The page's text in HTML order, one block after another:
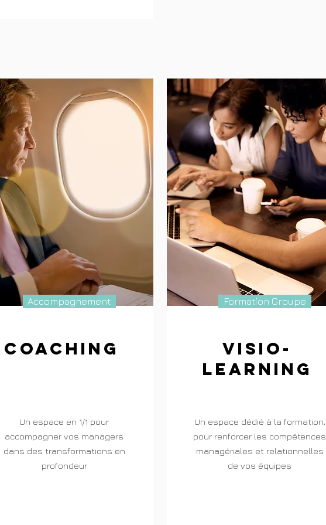
Accompagnement
coaching
Un espace en 1/1 pour
accompagner vos managers
dans des transformations en
profondeur
Formation Groupe
visio-
learning
Un espace dédié à la formation,
pour renforcer les compétences
managériales et relationnelles
de vos équipes